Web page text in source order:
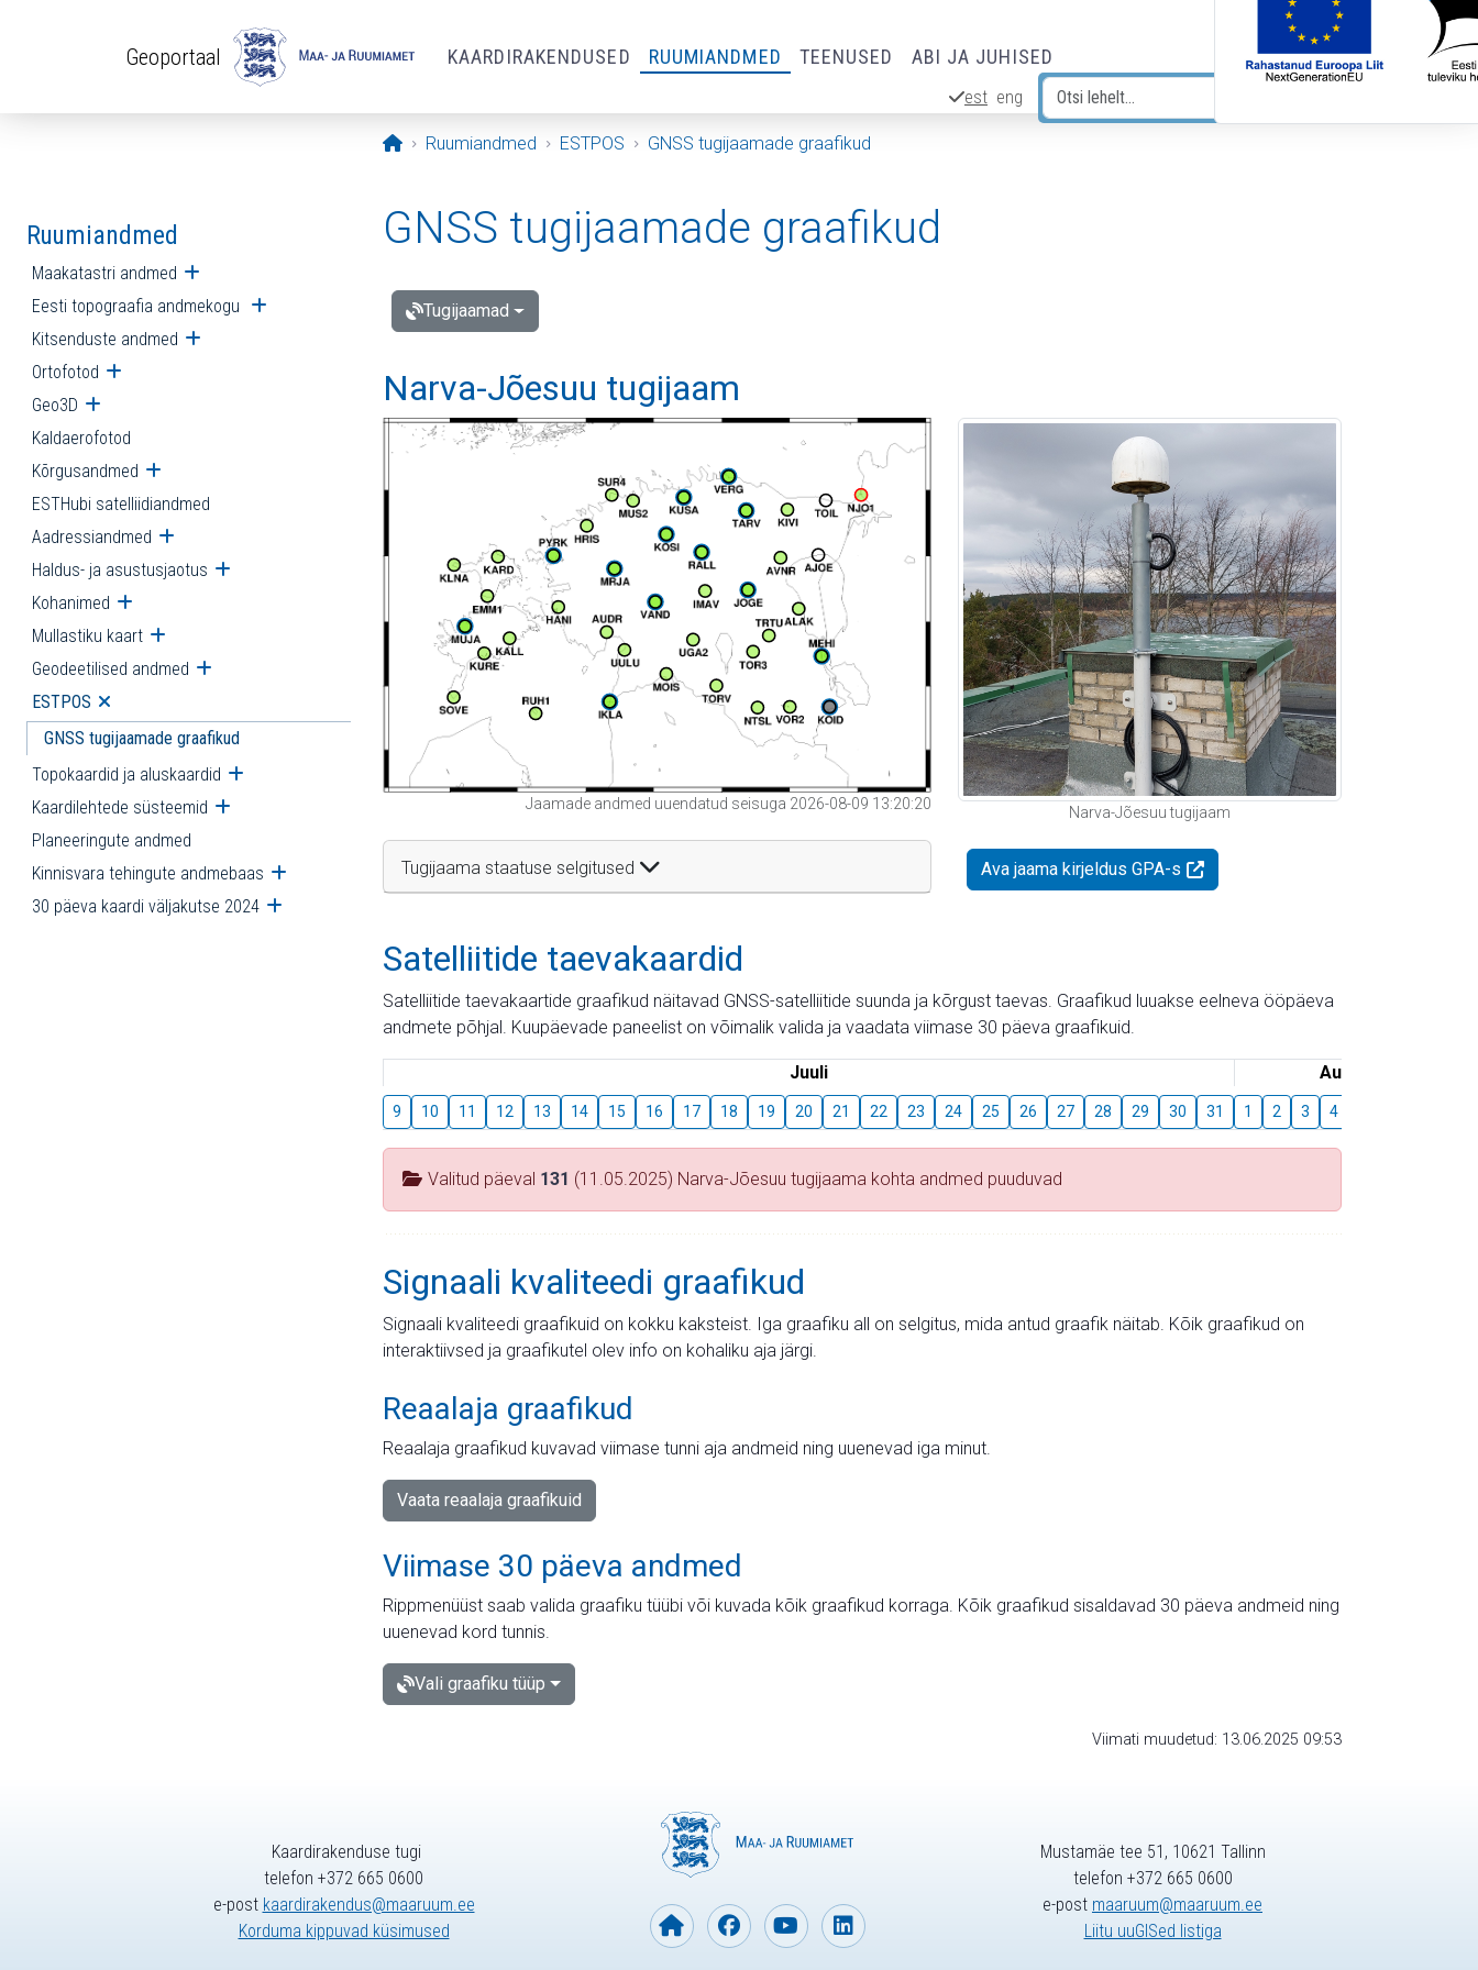
Geoportaal KAARDIRAKENDUSED RUUMIANDMED TEENUSED ABI JA JUHISED
est eng
Avaleht
Ruumiandmed ESTPOS GNSS tugijaamade graafikud
Ruumiandmed
Maakatastri andmed Ava alammenüü
Eesti topograafia andmekogu Ava alammenüü
Kitsenduste andmed Ava alammenüü
Ortofotod Ava alammenüü
Geo3D Ava alammenüü
Kaldaerofotod
Kõrgusandmed Ava alammenüü
ESTHubi satelliidiandmed
Aadressiandmed Ava alammenüü
Haldus- ja asustusjaotus Ava alammenüü
Kohanimed Ava alammenüü
Mullastiku kaart Ava alammenüü
Geodeetilised andmed Ava alammenüü
ESTPOS Ava alammenüü
GNSS tugijaamade graafikud
Topokaardid ja aluskaardid Ava alammenüü
Kaardilehtede süsteemid Ava alammenüü
Planeeringute andmed
Kinnisvara tehingute andmebaas Ava alammenüü
30 päeva kaardi väljakutse 2024 Ava alammenüü
GNSS tugijaamade graafikud
Tugijaamad
Narva-Jõesuu tugijaam
Jaamade andmed uuendatud seisuga 2026-08-09 13:20:20
Tugijaama staatuse selgitused
Narva-Jõesuu tugijaam
Ava jaama kirjeldus GPA-s
Satelliitide taevakaardid
Satelliitide taevakaartide graafikud näitavad GNSS-satelliitide suunda ja kõrgust taevas. Graafikud luuakse eelneva ööpäeva
andmete põhjal. Kuupäevade paneelist on võimalik valida ja vaadata viimase 30 päeva graafikuid.
Juuli August
9 10 11 12 13 14 15 16 17 18 19 20 21 22 23 24 25 26 27 28 29 30 31 1 2 3 4
Valitud päeval 131 (11.05.2025) Narva-Jõesuu tugijaama kohta andmed puuduvad
Signaali kvaliteedi graafikud
Signaali kvaliteedi graafikuid on kokku kaksteist. Iga graafiku all on selgitus, mida antud graafik näitab. Kõik graafikud on
interaktiivsed ja graafikutel olev info on kohaliku aja järgi.
Reaalaja graafikud
Reaalaja graafikud kuvavad viimase tunni aja andmeid ning uuenevad iga minut.
Vaata reaalaja graafikuid
Viimase 30 päeva andmed
Rippmenüüst saab valida graafiku tüübi või kuvada kõik graafikud korraga. Kõik graafikud sisaldavad 30 päeva andmeid ning
uuenevad kord tunnis.
Vali graafiku tüüp
Viimati muudetud: 13.06.2025 09:53
Kaardirakenduse tugi
telefon +372 665 0600
e-post kaardirakendus@maaruum.ee
Korduma kippuvad küsimused
Mustamäe tee 51, 10621 Tallinn
telefon +372 665 0600
e-post maaruum@maaruum.ee
Liitu uuGISed listiga